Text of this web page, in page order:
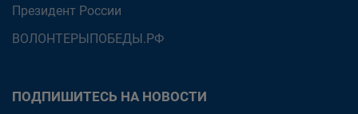
Президент России
ВОЛОНТЕРЫПОБЕДЫ.РФ
ПОДПИШИТЕСЬ НА НОВОСТИ